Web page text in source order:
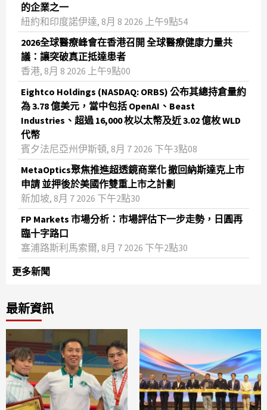
的企業之一
紐約和印度諾伊達, 8月 8 2026 上午9點54
2026全球醫療峰會在香港召開 全球醫療健康力量共
議：讓突破真正抵達患者
香港, 8月 8 2026 上午9點00
Eightco Holdings (NASDAQ: ORBS) 公布其總持倉量約
為 3.78 億美元，當中包括 OpenAI、Beast
Industries、超過 16,000 枚以太幣及近 3.02 億枚 WLD
代幣
賓夕法尼亞州伊斯頓, 8月 7 2026 下午3點08
MetaOptics聚焦推進超透鏡商業化 撤回納斯達克上市
申請 並押後於美國作雙重上市之計劃
新加坡, 8月 7 2026 下午2點30
FP Markets 市場分析：市場評估下一步走勢，日圓再
臨十字路口
塞浦路斯利馬索爾, 8月 7 2026 下午2點30
更多新聞
最新資訊